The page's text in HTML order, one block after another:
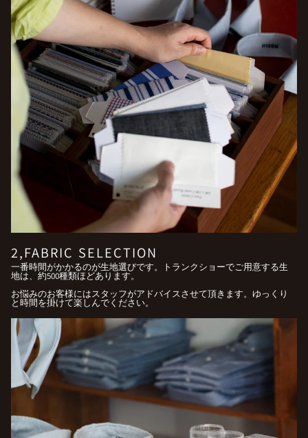
2,FABRIC SELECTION
一番時間がかかるのが生地選びです。トランクショーでご用意する生
地は、約500種類ほどあります。
お悩みのお客様にはスタッフがアドバイスさせて頂きます。ゆっくり
と時間を掛けて楽しんでください。